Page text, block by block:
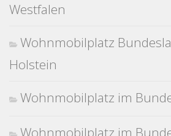
Westfalen
Wohnmobilplatz
Holstein
Wohnmobilplatz im
Wohnmobilplatz im